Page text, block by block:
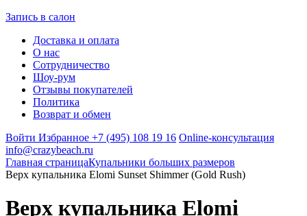
Запись в салон
Доставка и оплата
О нас
Сотрудничество
Шоу-рум
Отзывы покупателей
Политика
Возврат и обмен
Войти Избранное +7 (495) 108 19 16 Online-консультация
info@crazybeach.ru
Главная страницаКупальники больших размеров
Верх купальника Elomi Sunset Shimmer (Gold Rush)
Верх купальника Elomi